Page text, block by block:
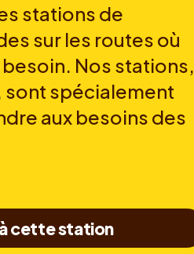
stations de
sur les routes où
Nos stations,
spécialement
aux besoins des
cette station